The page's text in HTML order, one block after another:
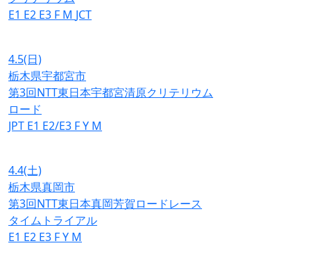
E1 E2 E3 F M JCT
4.5(日)
栃木県宇都宮市
第3回NTT東日本宇都宮清原クリテリウム
ロード
JPT E1 E2/E3 FY M
4.4(土)
栃木県真岡市
第3回NTT東日本真岡芳賀ロードレース
タイムトライアル
E1 E2 E3 FY M